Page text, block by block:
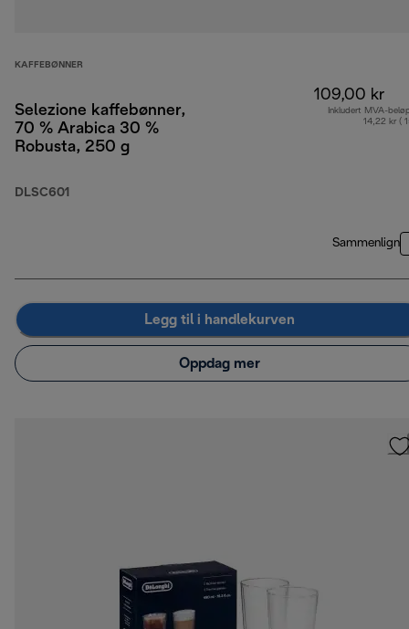
KAFFEBØNNER
Selezione kaffebønner,
70 % Arabica 30 %
Robusta, 250 g
DLSC601
109,00 kr
Inkludert MVA-
14,22 kr (
Sammenlign
Legg til i handlekurven
Oppdag mer